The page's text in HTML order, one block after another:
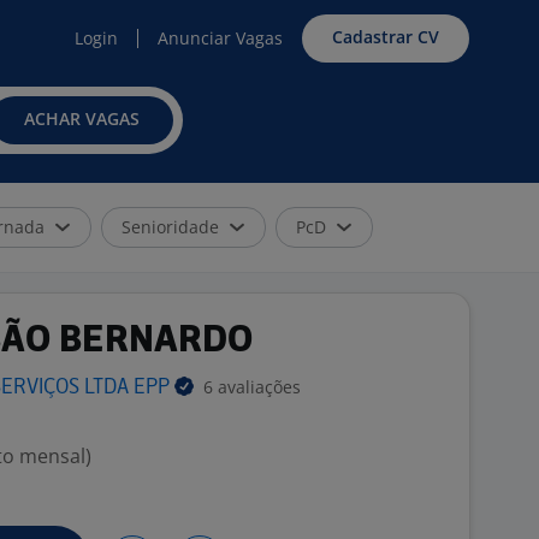
Login Anunciar Vagas Cadastrar CV
ACHAR VAGAS
Senioridade PcD
BERNARDO
LTDA EPP 6 avaliações
mensal)